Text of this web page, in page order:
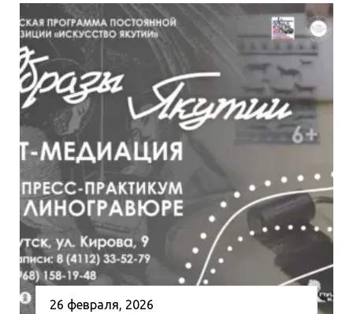
26 февраля, 2026